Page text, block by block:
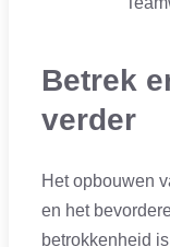
Betrek
verder
Het opbouwen
en het
betrokkenheid